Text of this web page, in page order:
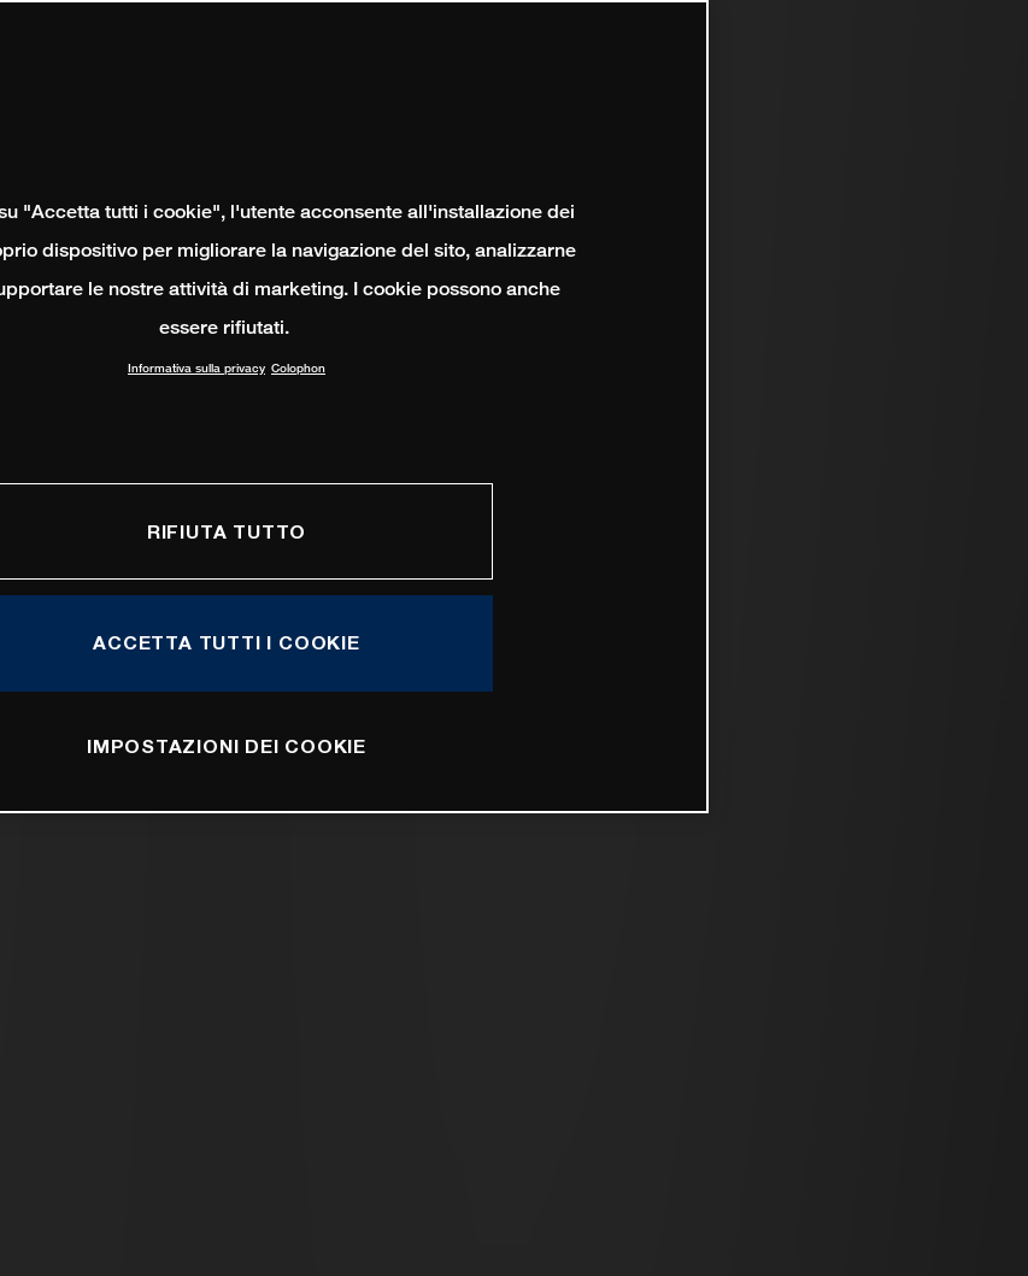
"Accetta tutti i cookie", l'utente acconsente all'installazione dei
dispositivo per migliorare la navigazione del sito, analizzarne
le nostre attività di marketing. I cookie possono anche
essere rifiutati.
Informativa sulla privacy Colophon
RIFIUTA TUTTO
ACCETTA TUTTI I COOKIE
IMPOSTAZIONI DEI COOKIE